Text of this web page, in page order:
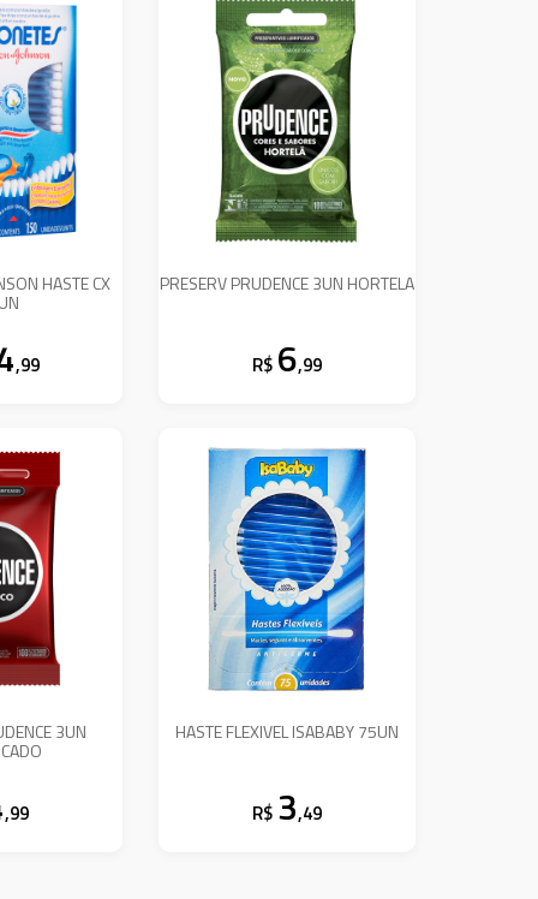
HASTE CX
,99
PRESERV PRUDENCE 3UN HORTELA
R$ 6,99
3UN
,99
HASTE FLEXIVEL ISABABY 75UN
R$ 3,49